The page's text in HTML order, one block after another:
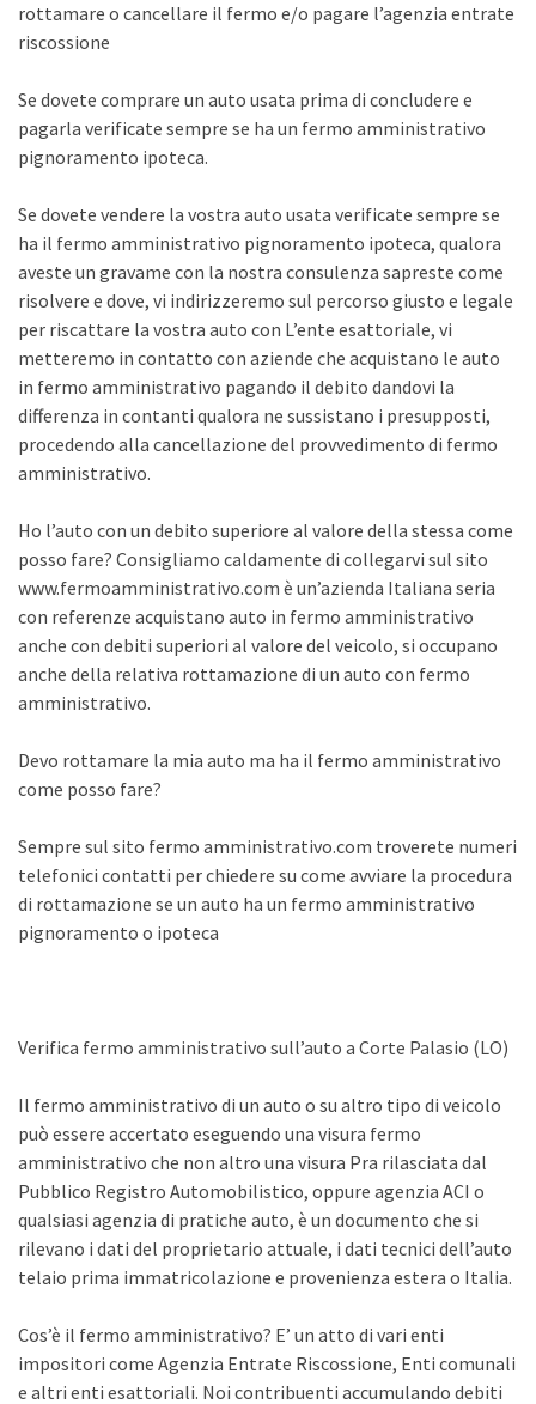
rottamare o cancellare il fermo e/o pagare l’agenzia entrate
riscossione
Se dovete comprare un auto usata prima di concludere e
pagarla verificate sempre se ha un fermo amministrativo
pignoramento ipoteca.
Se dovete vendere la vostra auto usata verificate sempre se
ha il fermo amministrativo pignoramento ipoteca, qualora
aveste un gravame con la nostra consulenza sapreste come
risolvere e dove, vi indirizzeremo sul percorso giusto e legale
per riscattare la vostra auto con L’ente esattoriale, vi
metteremo in contatto con aziende che acquistano le auto
in fermo amministrativo pagando il debito dandovi la
differenza in contanti qualora ne sussistano i presupposti,
procedendo alla cancellazione del provvedimento di fermo
amministrativo.
Ho l’auto con un debito superiore al valore della stessa come
posso fare? Consigliamo caldamente di collegarvi sul sito
www.fermoamministrativo.com è un’azienda Italiana seria
con referenze acquistano auto in fermo amministrativo
anche con debiti superiori al valore del veicolo, si occupano
anche della relativa rottamazione di un auto con fermo
amministrativo.
Devo rottamare la mia auto ma ha il fermo amministrativo
come posso fare?
Sempre sul sito fermo amministrativo.com troverete numeri
telefonici contatti per chiedere su come avviare la procedura
di rottamazione se un auto ha un fermo amministrativo
pignoramento o ipoteca
Verifica fermo amministrativo sull’auto a Corte Palasio (LO)
Il fermo amministrativo di un auto o su altro tipo di veicolo
può essere accertato eseguendo una visura fermo
amministrativo che non altro una visura Pra rilasciata dal
Pubblico Registro Automobilistico, oppure agenzia ACI o
qualsiasi agenzia di pratiche auto, è un documento che si
rilevano i dati del proprietario attuale, i dati tecnici dell’auto
telaio prima immatricolazione e provenienza estera o Italia.
Cos’è il fermo amministrativo? E’ un atto di vari enti
impositori come Agenzia Entrate Riscossione, Enti comunali
e altri enti esattoriali. Noi contribuenti accumulando debiti